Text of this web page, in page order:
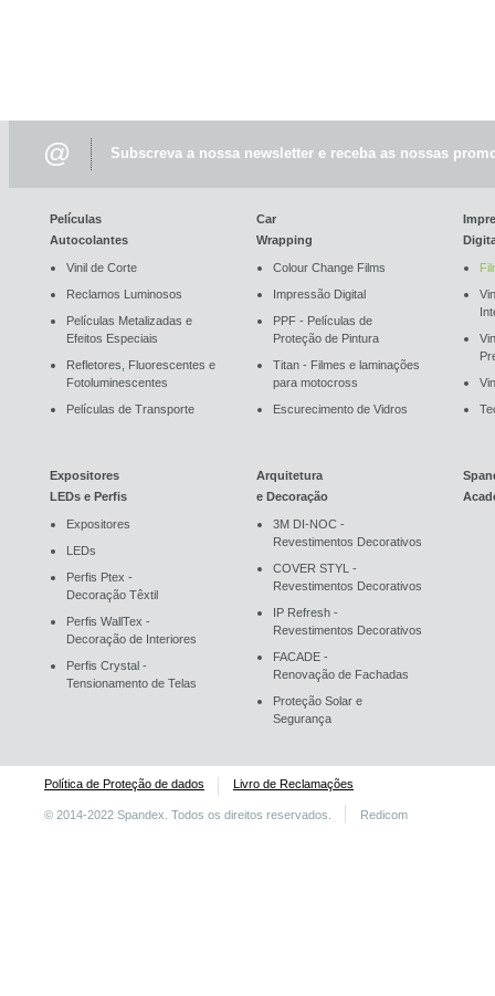
@ Subscreva a nossa newsletter e receba as nossas
Películas
Autocolantes
Vinil de Corte
Reclamos Luminosos
Películas Metalizadas e
Efeitos Especiais
Refletores, Fluorescentes e
Fotoluminescentes
Películas de Transporte
Car
Wrapping
Colour Change Films
Impressão Digital
PPF - Películas de
Proteção de Pintura
Titan - Filmes e laminações
para motocross
Escurecimento de Vidros
Expositores
LEDs e Perfis
Expositores
LEDs
Perfis Ptex -
Decoração Têxtil
Perfis WallTex -
Decoração de Interiores
Perfis Crystal -
Tensionamento de Telas
Arquitetura
e Decoração
3M DI-NOC -
Revestimentos Decorativos
COVER STYL -
Revestimentos Decorativos
IP Refresh -
Revestimentos Decorativos
FACADE -
Renovação de Fachadas
Proteção Solar e
Segurança
Política de Proteção de dados Livro de Reclamações
© 2014-2022 Spandex. Todos os direitos reservados. Redicom